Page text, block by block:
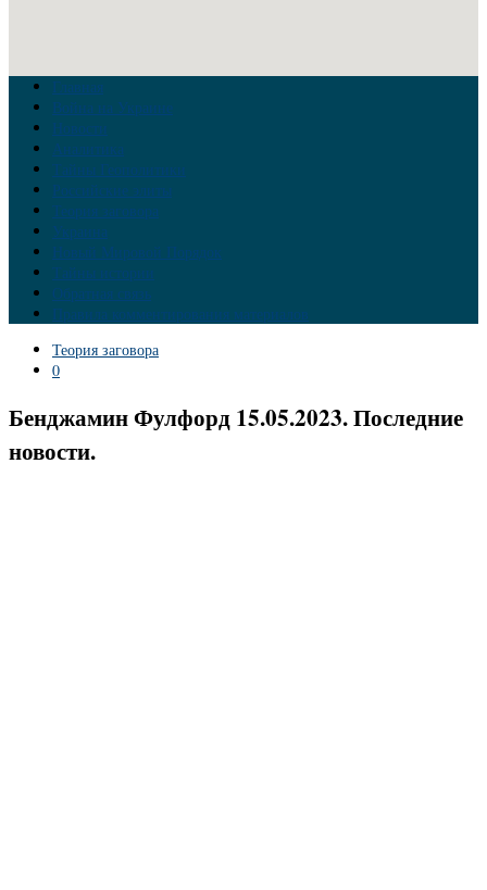
Главная
Война на Украине
Новости
Аналитика
Тайны Геополитики
Российские элиты
Теория заговора
Украина
Новый Мировой Порядок
Тайны истории
Обратная связь
Правила комментирования материалов
Теория заговора
0
Бенджамин Фулфорд 15.05.2023. Последние
новости.